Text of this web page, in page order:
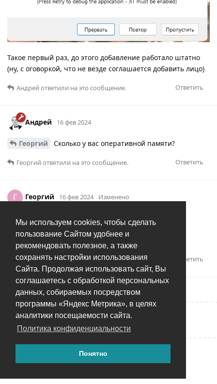
Мы используем cookies, чтобы сделать
пользование Сайтом удобнее и
рекомендовать полезное, а также
сохранять настройки использования
Сайта. Продолжая использовать сайт, Вы
соглашаетесь с обработкой персональных
данных, собираемых посредством
программы «Яндекс Метрика», в целях
аналитики посещаемости сайта.
Политика конфиденциальности
Понятно
Такое первый раз, до этого добавление работало штатно
(ну, с оговоркой, что не везде соглашается добавить лицо)
Ответить
Андрейответили на это сообщение.
Андрей 16 фев 2024
Георгий Сколько у вас оперативной памяти?
Ответить
Георгийответили на это сообщение.
Г Георгий 16 фев 2024 Изменено
Андрей
Больше проблема пока не проявлялась, так что
Ответить
Написать ответ...